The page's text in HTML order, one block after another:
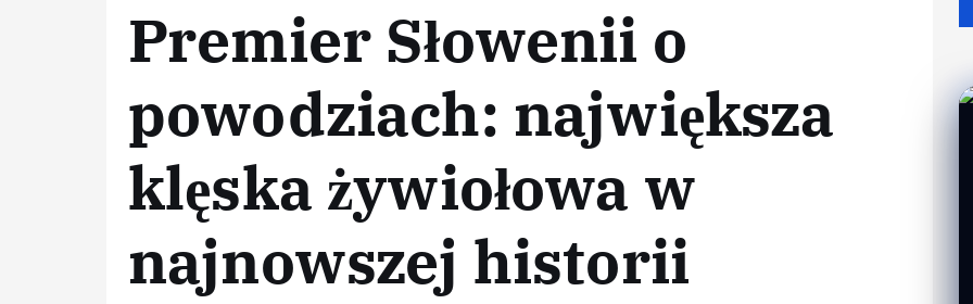
Premier Słowenii o
powodziach: największa
klęska żywiołowa w
najnowszej historii